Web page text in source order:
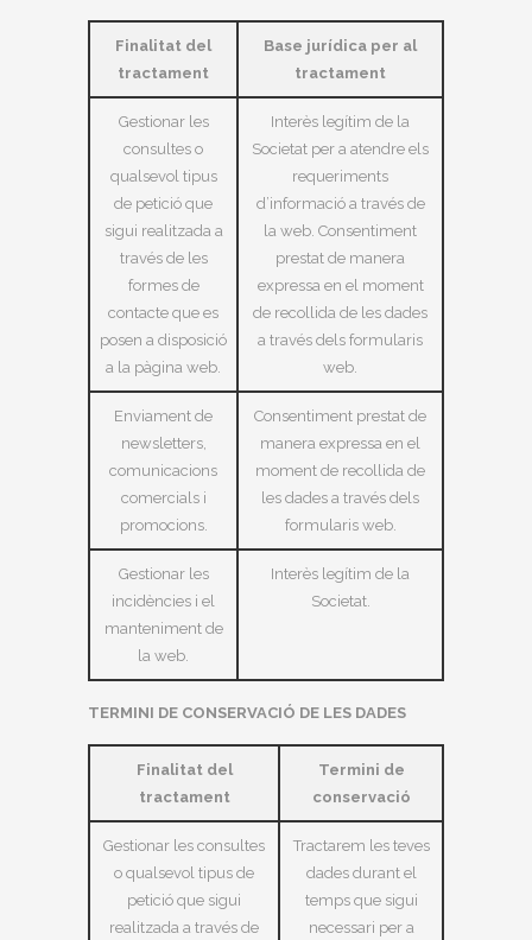
Finalitat del
tractament
Base jurídica per al
tractament
Gestionar les
consultes o
qualsevol tipus
de petició que
sigui realitzada a
través de les
formes de
contacte que es
posen a disposició
a la pàgina web.
Interès legítim de la
Societat per a atendre els
requeriments
d’informació a través de
la web. Consentiment
prestat de manera
expressa en el moment
de recollida de les dades
a través dels formularis
web.
Enviament de
newsletters,
comunicacions
comercials i
promocions.
Consentiment prestat de
manera expressa en el
moment de recollida de
les dades a través dels
formularis web.
Gestionar les
incidències i el
manteniment de
la web.
Interès legítim de la
Societat.
TERMINI DE CONSERVACIÓ DE LES DADES
Finalitat del
tractament
Termini de
conservació
Gestionar les consultes
o qualsevol tipus de
petició que sigui
realitzada a través de
Tractarem les teves
dades durant el
temps que sigui
necessari per a